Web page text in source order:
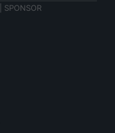
SPONSOR